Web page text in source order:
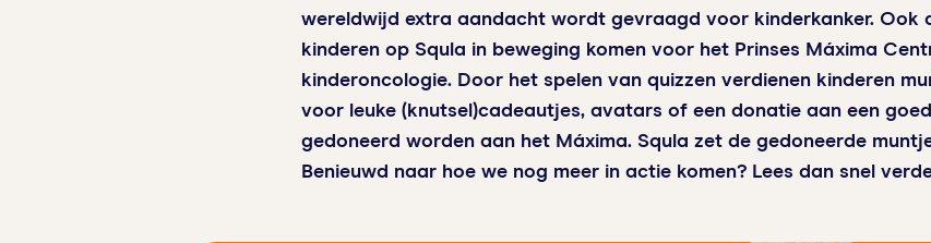
wereldwijd extra aandacht wordt gevraagd voor kinderkanker. Ook
kinderen op Squla in beweging komen voor het Prinses Máxima
kinderoncologie. Door het spelen van quizzen verdienen kinderen
voor leuke (knutsel)cadeautjes, avatars of een donatie aan een
gedoneerd worden aan het Máxima. Squla zet de gedoneerde
Benieuwd naar hoe we nog meer in actie komen? Lees dan snel